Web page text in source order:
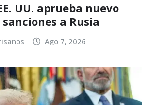
UU. aprueba nuevo
a Rusia
Ago 7, 2026